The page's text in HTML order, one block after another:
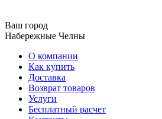
Ваш город
Набережные Челны
О компании
Как купить
Доставка
Возврат товаров
Услуги
Бесплатный расчет